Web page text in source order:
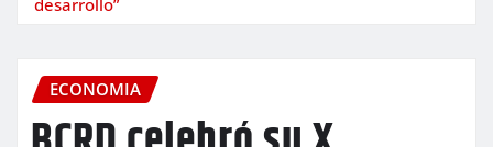
ECONOMIA